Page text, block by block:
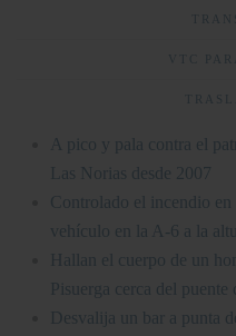
VTC
A pico y pala contra el
Las Norias desde 2007
Controlado el incendio en
vehículo en la A-6 a la
Hallan el cuerpo de un
Pisuerga cerca del
Desvalija un bar a punta